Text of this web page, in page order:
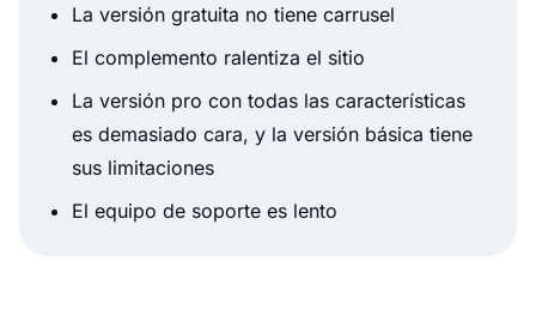
La versión gratuita no tiene carrusel
El complemento ralentiza el sitio
La versión pro con todas las características
es demasiado cara, y la versión básica tiene
sus limitaciones
El equipo de soporte es lento